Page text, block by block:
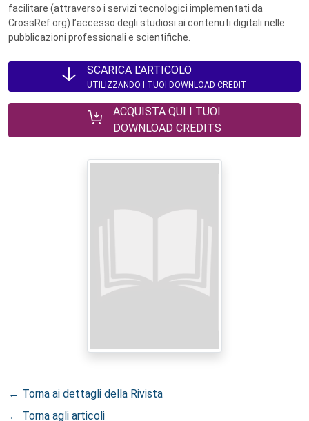
facilitare (attraverso i servizi tecnologici implementati da
CrossRef.org) l’accesso degli studiosi ai contenuti digitali nelle
pubblicazioni professionali e scientifiche.
SCARICA L'ARTICOLO
UTILIZZANDO I TUOI DOWNLOAD CREDIT
ACQUISTA QUI I TUOI
DOWNLOAD CREDITS
← Torna ai dettagli della Rivista
← Torna agli articoli